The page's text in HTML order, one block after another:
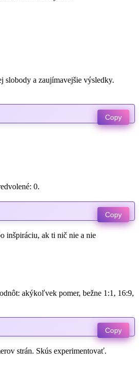
slobody a zaujímavejšie výsledky.
Copy
0.
Copy
inšpiráciu, ak ti nič nie a nie
akýkoľvek pomer, bežne 1:1, 16:9,
Copy
strán. Skús experimentovať.